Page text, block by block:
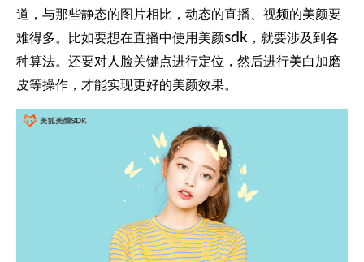
道，与那些静态的图片相比，动态的直播、视频的美颜要
难得多。比如要想在直播中使用美颜sdk ，就要涉及到各
种算法。还要对人脸关键点进行定位，然后进行美白加磨
皮等操作，才能实现更好的美颜效果。